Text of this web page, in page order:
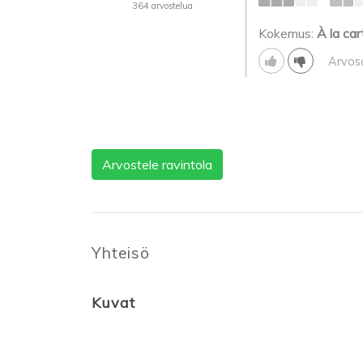
364 arvostelua
Kokemus: À la
Arvostele ravintola
Yhteisö
Kuvat